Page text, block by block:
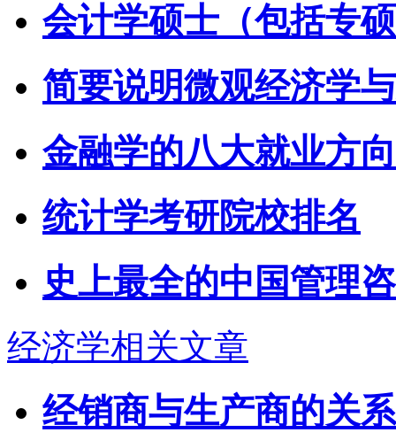
会计学硕士（包括专
简要说明微观经济学
金融学的八大就业方
统计学考研院校排名
史上最全的中国管理
经济学相关文章
经销商与生产商的关系